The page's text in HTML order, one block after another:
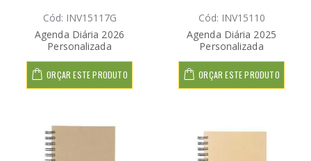
Cód: INV15117G
Agenda Diária 2026
Personalizada
ORÇAR ESTE PRODUTO
Cód: INV15110
Agenda Diária 2025
Personalizada
ORÇAR ESTE PRODUTO